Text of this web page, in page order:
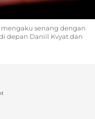
mengaku senang dengan
depan Daniil Kvyat dan